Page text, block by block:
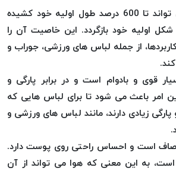
کشسانی: نخ لاکرا می تواند تا 600 درصد طول اولیه خود کشیده
اولیه خود بازگردد. این خاصیت آن را
از جمله لباس های ورزشی، جوراب و
قوی و بادوام است و در برابر پارگی و
امر باعث می شود تا برای لباس هایی که
زیادی دارند، مانند لباس های ورزشی و
صاف است و احساس راحتی روی پوست دارد.
به این معنی که هوا می تواند از آن